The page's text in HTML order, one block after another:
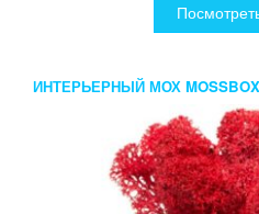
ИНТЕРЬЕРНЫЙ МОХ MOSSBOX